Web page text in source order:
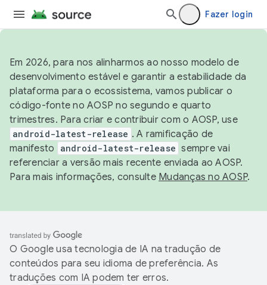
Fazer login
Em 2026, para nos alinharmos ao nosso modelo de
desenvolvimento estável e garantir a estabilidade da
plataforma para o ecossistema, vamos publicar o
código-fonte no AOSP no segundo e quarto
trimestres. Para criar e contribuir com o AOSP, use
android-latest-release . A ramificação de
manifesto
android-latest-release sempre vai
referenciar a versão mais recente enviada ao AOSP.
Para mais informações, consulte Mudanças no AOSP.
O Google usa tecnologia de IA na tradução de
conteúdos para seu idioma de preferência. As
traduções com IA podem ter erros.